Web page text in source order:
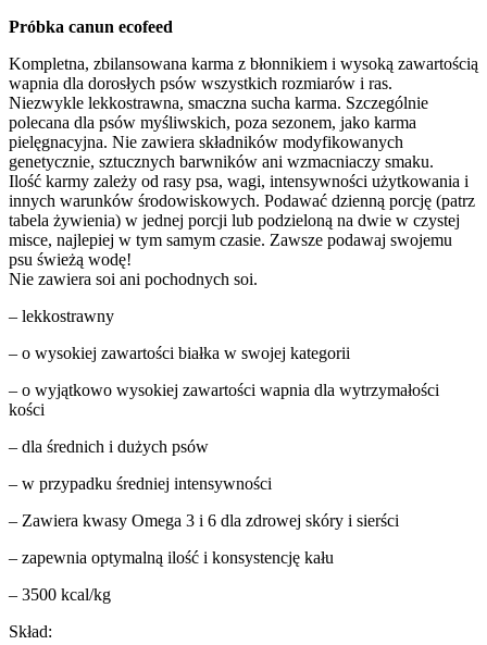
Próbka canun ecofeed
Kompletna, zbilansowana karma z błonnikiem i wysoką zawartością
wapnia dla dorosłych psów wszystkich rozmiarów i ras.
Niezwykle lekkostrawna, smaczna sucha karma. Szczególnie
polecana dla psów myśliwskich, poza sezonem, jako karma
pielęgnacyjna. Nie zawiera składników modyfikowanych
genetycznie, sztucznych barwników ani wzmacniaczy smaku.
Ilość karmy zależy od rasy psa, wagi, intensywności użytkowania i
innych warunków środowiskowych. Podawać dzienną porcję (patrz
tabela żywienia) w jednej porcji lub podzieloną na dwie w czystej
misce, najlepiej w tym samym czasie. Zawsze podawaj swojemu
psu świeżą wodę!
Nie zawiera soi ani pochodnych soi.
– lekkostrawny
– o wysokiej zawartości białka w swojej kategorii
– o wyjątkowo wysokiej zawartości wapnia dla wytrzymałości
kości
– dla średnich i dużych psów
– w przypadku średniej intensywności
– Zawiera kwasy Omega 3 i 6 dla zdrowej skóry i sierści
– zapewnia optymalną ilość i konsystencję kału
– 3500 kcal/kg
Skład: